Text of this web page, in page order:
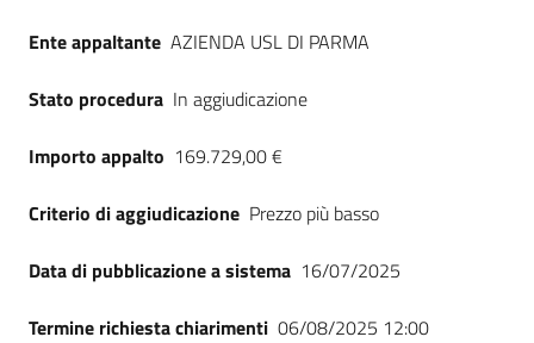
Ente appaltante AZIENDA USL DI PARMA
Stato procedura In aggiudicazione
Importo appalto 169.729,00 €
Criterio di aggiudicazione Prezzo più basso
Data di pubblicazione a sistema 16/07/2025
Termine richiesta chiarimenti 06/08/2025 12:00